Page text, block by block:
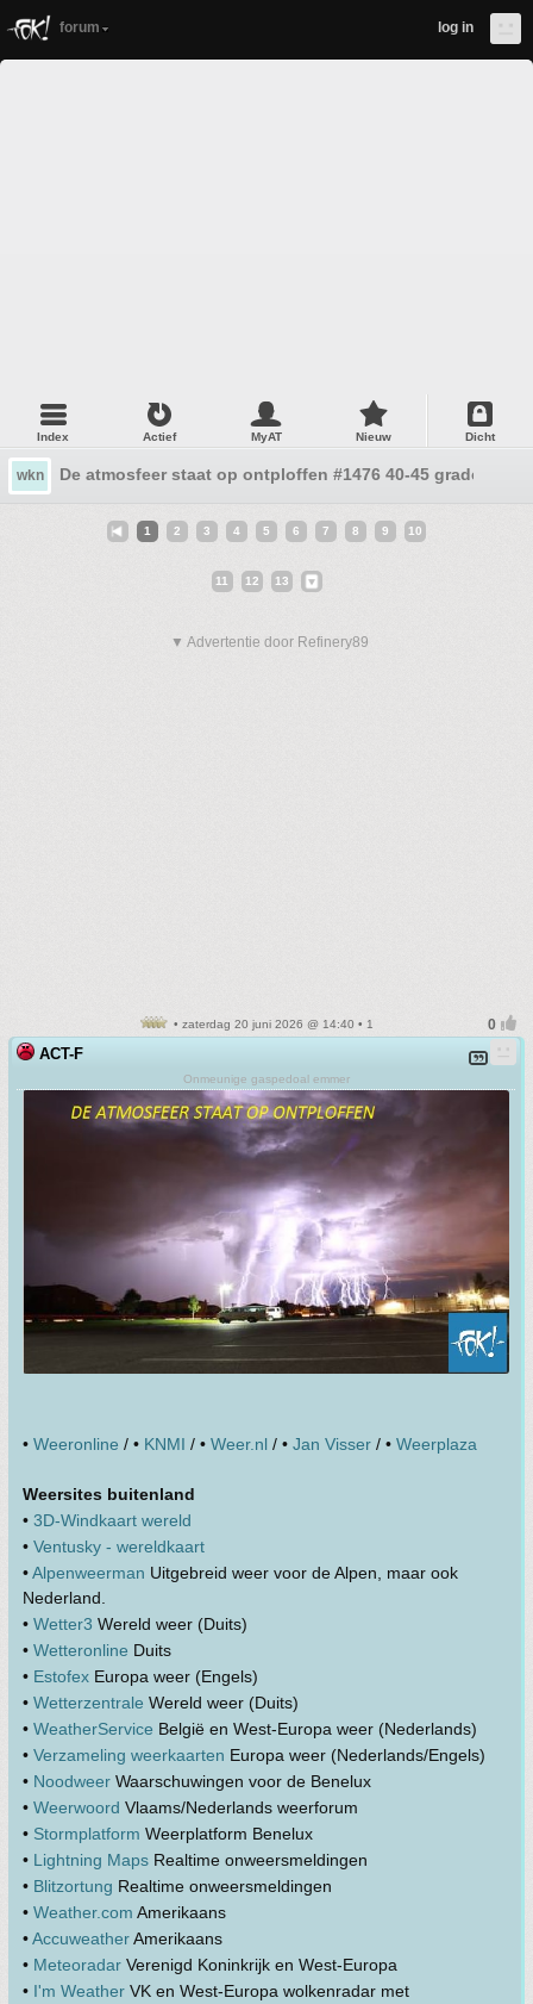
forum log in
Index Actief MyAT Nieuw Dicht
wkn De atmosfeer staat op ontploffen #1476 40-45 graden
1 2 3 4 5 6 7 8 9 10
11 12 13
▼ Advertentie door Refinery89
• zaterdag 20 juni 2026 @ 14:40 • 1
ACT-F
Onmeunige gaspedoal emmer
• Weeronline / • KNMI / • Weer.nl / • Jan Visser / • Weerplaza
Weersites buitenland
• 3D-Windkaart wereld
• Ventusky - wereldkaart
•Alpenweerman Uitgebreid weer voor de Alpen, maar ook
Nederland.
• Wetter3 Wereld weer (Duits)
• Wetteronline Duits
• Estofex Europa weer (Engels)
• Wetterzentrale Wereld weer (Duits)
• WeatherService België en West-Europa weer (Nederlands)
• Verzameling weerkaarten Europa weer (Nederlands/Engels)
• Noodweer Waarschuwingen voor de Benelux
• Weerwoord Vlaams/Nederlands weerforum
• Stormplatform Weerplatform Benelux
• Lightning Maps Realtime onweersmeldingen
• Blitzortung Realtime onweersmeldingen
• Weather.com Amerikaans
•AccuweatherAmerikaans
• Meteoradar Verenigd Koninkrijk en West-Europa
• I'm Weather VK en West-Europa wolkenradar met